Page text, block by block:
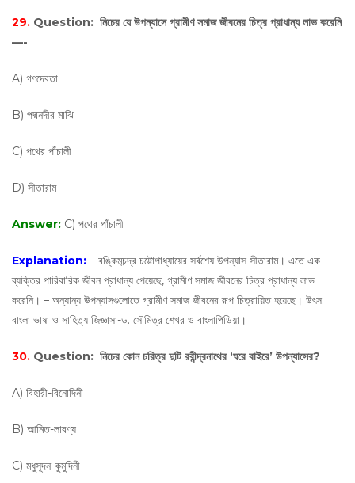
29. Question: নিচের যে উপন্যাসে গ্রামীণ সমাজ জীবনের চিত্র প্রাধান্য লাভ করেনি
—-
A) গণদেবতা
B) পদ্মনদীর মাঝি
C) পথের পাঁচালী
D) সীতারাম
Answer: C) পথের পাঁচালী
Explanation: – বঙ্কিমচন্দ্র চট্টোপাধ্যায়ের সর্বশেষ উপন্যাস সীতারাম। এতে এক
ব্যক্তির পারিবারিক জীবন প্রাধান্য পেয়েছে, গ্রামীণ সমাজ জীবনের চিত্র প্রাধান্য লাভ
করেনি। – অন্যান্য উপন্যাসগুলোতে গ্রামীণ সমাজ জীবনের রূপ চিত্রায়িত হয়েছে। উৎস:
বাংলা ভাষা ও সাহিত্য জিজ্ঞাসা-ড. সৌমিত্র শেখর ও বাংলাপিডিয়া।
30. Question: নিচের কোন চরিত্র দুটি রবীন্দ্রনাথের ‘ঘরে বাইরে’ উপন্যাসের?
A) বিহারী-বিনোদিনী
B) আমিত-লাবণ্য
C) মধুসূদন-কুমুদিনী